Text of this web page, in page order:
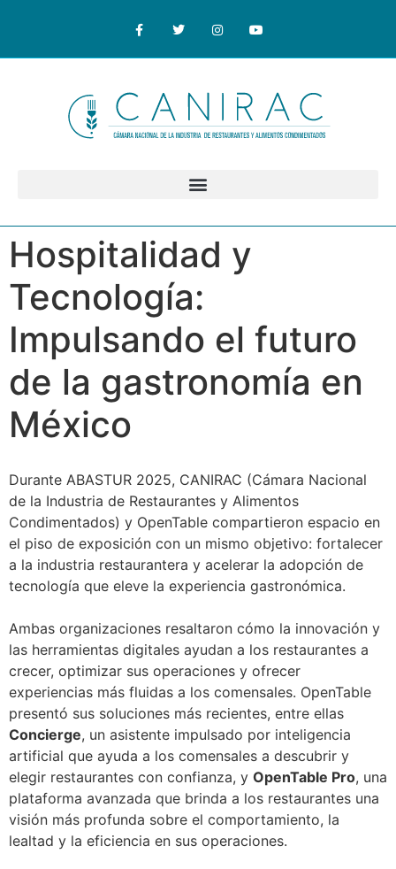
Hospitalidad y
Tecnología:
Impulsando el futuro
de la gastronomía en
México
Durante ABASTUR 2025, CANIRAC (Cámara Nacional
de la Industria de Restaurantes y Alimentos
Condimentados) y OpenTable compartieron espacio en
el piso de exposición con un mismo objetivo: fortalecer
a la industria restaurantera y acelerar la adopción de
tecnología que eleve la experiencia gastronómica.
Ambas organizaciones resaltaron cómo la innovación y
las herramientas digitales ayudan a los restaurantes a
crecer, optimizar sus operaciones y ofrecer
experiencias más fluidas a los comensales. OpenTable
presentó sus soluciones más recientes, entre ellas
Concierge, un asistente impulsado por inteligencia
artificial que ayuda a los comensales a descubrir y
elegir restaurantes con confianza, y OpenTable Pro, una
plataforma avanzada que brinda a los restaurantes una
visión más profunda sobre el comportamiento, la
lealtad y la eficiencia en sus operaciones.